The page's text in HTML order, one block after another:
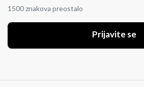
1500 znakova preostalo
Prijavite se